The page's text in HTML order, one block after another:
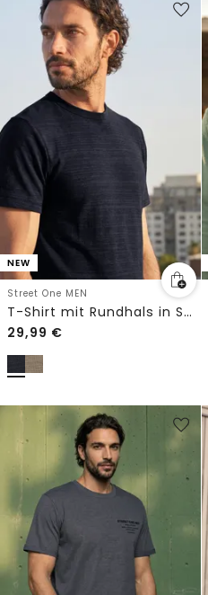
NEW
Street One MEN
T-Shirt mit Rundhals in Space-Dye-Optik
29,99 €